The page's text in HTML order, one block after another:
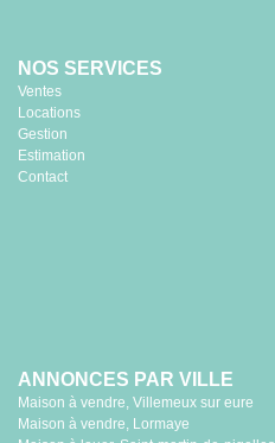
NOS SERVICES
Ventes
Locations
Gestion
Estimation
Contact
ANNONCES PAR VILLE
Maison à vendre, Villemeux sur eure
Maison à vendre, Lormaye